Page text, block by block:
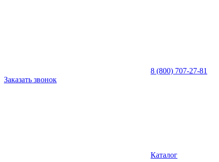
8 (800) 707-27-81
Заказать звонок
Каталог